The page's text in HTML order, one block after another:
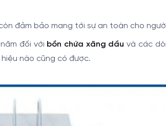
đảm bảo mang tới sự an toàn cho
đối với bồn chứa xăng dầu và các
nào cũng có được.